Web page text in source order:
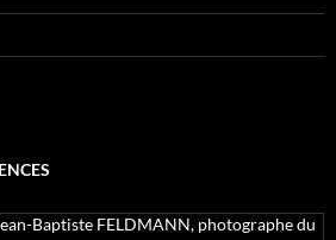
Baptiste FELDMANN, photographe du